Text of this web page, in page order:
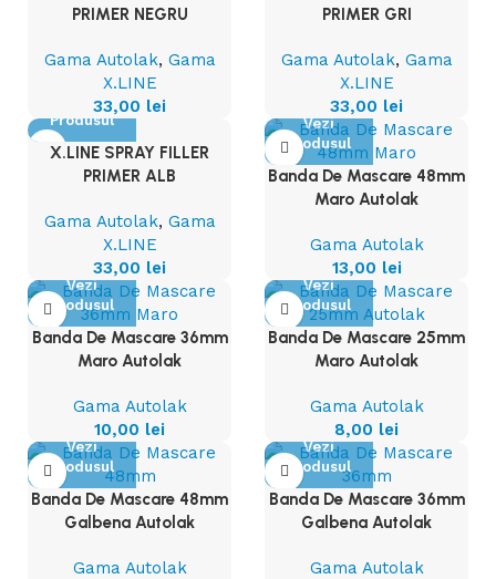
PRIMER NEGRU
Gama Autolak, Gama
X.LINE
33,00 lei
PRIMER GRI
Gama Autolak, Gama
X.LINE
33,00 lei
Vezi
Produsul
X.LINE SPRAY FILLER
PRIMER ALB
Gama Autolak, Gama
X.LINE
33,00 lei
Vezi
Produsul
Banda De Mascare 48mm
Maro Autolak
Gama Autolak
13,00 lei
Vezi
Produsul
Banda De Mascare 36mm
Maro Autolak
Gama Autolak
10,00 lei
Vezi
Produsul
Banda De Mascare 25mm
Maro Autolak
Gama Autolak
8,00 lei
Vezi
Produsul
Banda De Mascare 48mm
Galbena Autolak
Gama Autolak
Vezi
Produsul
Banda De Mascare 36mm
Galbena Autolak
Gama Autolak